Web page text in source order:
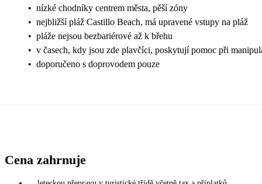
• nízké chodníky centrem města, pěší zóny
• nejbližší pláž Castillo Beach, má upravené vstupy na pláž
• pláže nejsou bezbariérové až k břehu
• v časech, kdy jsou zde plavčíci, poskytují pomoc při
• doporučeno s doprovodem pouze
Cena zahrnuje